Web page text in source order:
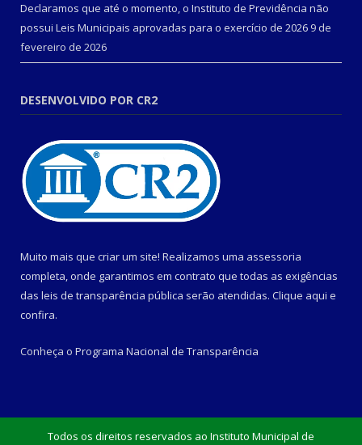
Declaramos que até o momento, o Instituto de Previdência não
possui Leis Municipais aprovadas para o exercício de 2026 9 de
fevereiro de 2026
DESENVOLVIDO POR CR2
Muito mais que criar um site! Realizamos uma assessoria
completa, onde garantimos em contrato que todas as exigências
das leis de transparência pública serão atendidas. Clique aqui e
confira.
Conheça o Programa Nacional de Transparência
Todos os direitos reservados ao Instituto Municipal de